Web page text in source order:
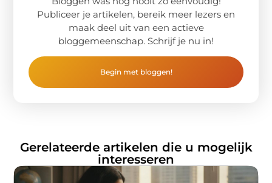
Publiceer je artikelen, bereik meer lezers en
maak deel uit van een actieve
bloggemeenschap. Schrijf je nu in!
Begin met bloggen!
Gerelateerde artikelen die u mogelijk
interesseren